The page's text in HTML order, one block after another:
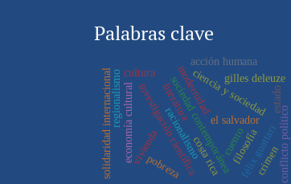
Palabras clave
racionalismo
modernidad
investigación científicaciencia y sociedad
sociedad contemporánea
acción humana
cultura
economía cultural el salvador
literatura
regionalismo
cuento
gilles deleuze
félix guattari
estado
viviendapobreza conflicto político
solidaridad internacional filosofía
costa rica crimen